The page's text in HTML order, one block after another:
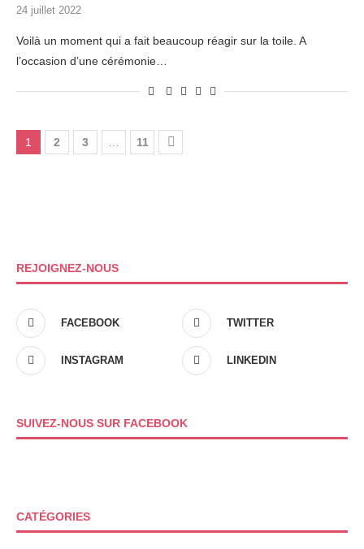
24 juillet 2022
Voilà un moment qui a fait beaucoup réagir sur la toile. A
l’occasion d’une cérémonie…
1 2 3 11
REJOIGNEZ-NOUS
FACEBOOK TWITTER
INSTAGRAM LINKEDIN
SUIVEZ-NOUS SUR FACEBOOK
CATÉGORIES